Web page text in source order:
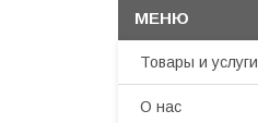
Товары и услуги
О нас